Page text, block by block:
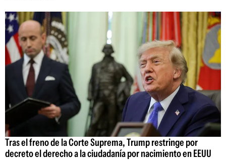
Tras el freno de la Corte Suprema, Trump restringe por
decreto el derecho a la ciudadanía por nacimiento en EEUU